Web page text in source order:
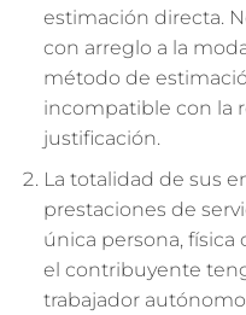
estimación directa.
con arreglo a la
método de
incompatible con la
justificación.
La totalidad de sus
prestaciones de
única persona, física
el contribuyente
trabajador